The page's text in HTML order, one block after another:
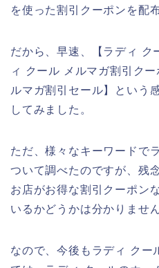
を使った割引クーポンを配
だから、早速、【ラディ ク
ィ クール メルマガ割引ク
ルマガ割引セール】という
してみました。
ただ、様々なキーワードで
ついて調べたのですが、残
お店がお得な割引クーポン
いるかどうかは分かりませ
なので、今後もラディ クー